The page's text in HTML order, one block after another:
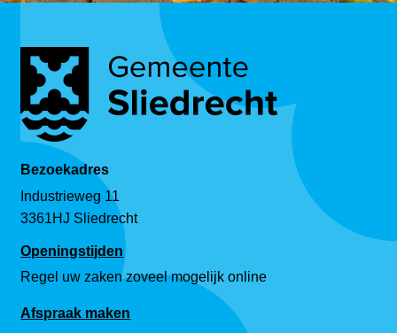
Bezoekadres
Industrieweg 11
3361HJ Sliedrecht
Openingstijden
Regel uw zaken zoveel mogelijk online
Afspraak maken